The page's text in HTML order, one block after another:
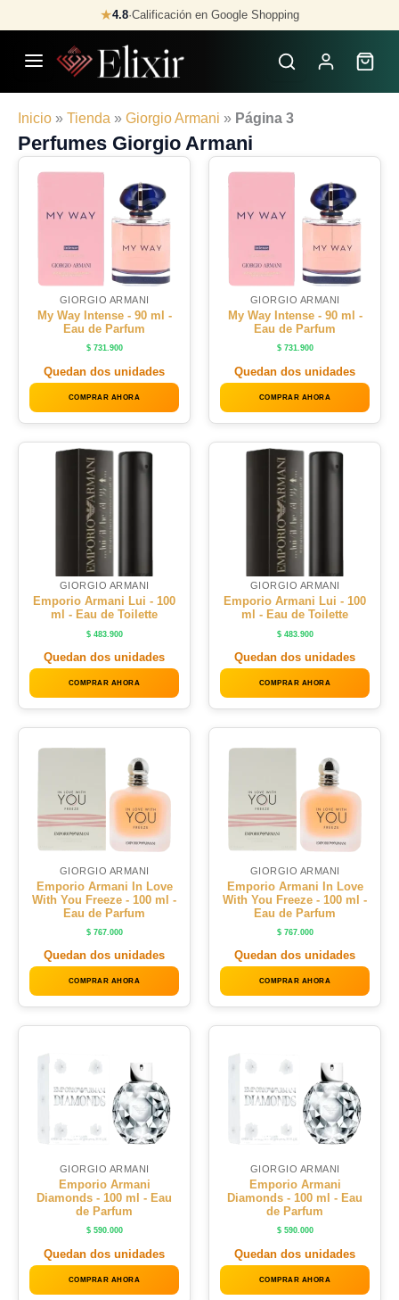
to
content
★4.8·Calificación en Google Shopping
Inicio » Tienda » Giorgio Armani » Página 3
Perfumes Giorgio Armani
GIORGIO ARMANI
My Way Intense - 90 ml -
Eau de Parfum
$731.900
Quedan dos unidades
COMPRAR AHORA
GIORGIO ARMANI
My Way Intense - 90 ml -
Eau de Parfum
$731.900
Quedan dos unidades
COMPRAR AHORA
GIORGIO ARMANI
Emporio Armani Lui - 100
ml - Eau de Toilette
$483.900
Quedan dos unidades
COMPRAR AHORA
GIORGIO ARMANI
Emporio Armani Lui - 100
ml - Eau de Toilette
$483.900
Quedan dos unidades
COMPRAR AHORA
GIORGIO ARMANI
Emporio Armani In Love
With You Freeze - 100 ml -
Eau de Parfum
$767.000
Quedan dos unidades
COMPRAR AHORA
GIORGIO ARMANI
Emporio Armani In Love
With You Freeze - 100 ml -
Eau de Parfum
$767.000
Quedan dos unidades
COMPRAR AHORA
GIORGIO ARMANI
Emporio Armani
Diamonds - 100 ml - Eau
de Parfum
$590.000
Quedan dos unidades
COMPRAR AHORA
GIORGIO ARMANI
Emporio Armani
Diamonds - 100 ml - Eau
de Parfum
$590.000
Quedan dos unidades
COMPRAR AHORA